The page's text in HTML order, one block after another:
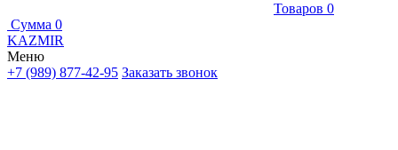
Товаров 0
Сумма 0
KAZMIR
Меню
+7 (989) 877-42-95 Заказать звонок